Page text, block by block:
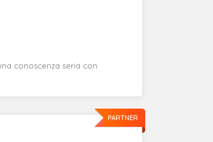
conoscenza seria con
PARTNER